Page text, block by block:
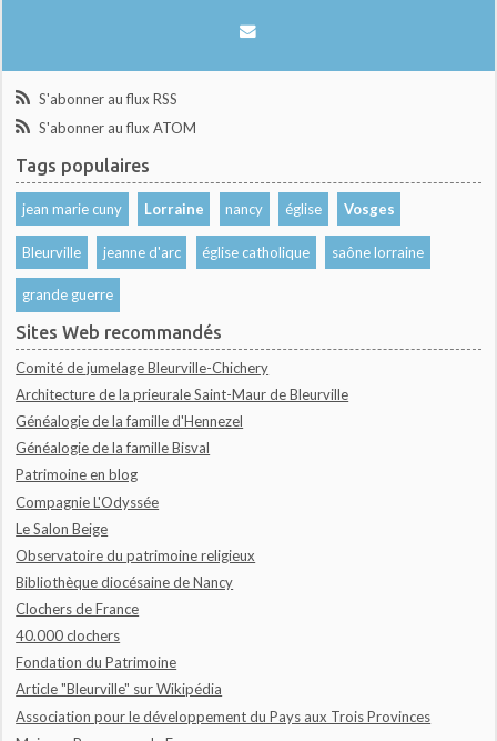
S'abonner au flux RSS
S'abonner au flux ATOM
Tags populaires
jean marie cuny Lorraine nancy église Vosges
Bleurville jeanne d'arc église catholique saône lorraine
grande guerre
Sites Web recommandés
Comité de jumelage Bleurville-Chichery
Architecture de la prieurale Saint-Maur de Bleurville
Généalogie de la famille d'Hennezel
Généalogie de la famille Bisval
Patrimoine en blog
Compagnie L'Odyssée
Le Salon Beige
Observatoire du patrimoine religieux
Bibliothèque diocésaine de Nancy
Clochers de France
40.000 clochers
Fondation du Patrimoine
Article "Bleurville" sur Wikipédia
Association pour le développement du Pays aux Trois Provinces